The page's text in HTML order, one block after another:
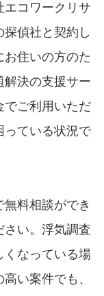
エコワークリサ
偵社と契約し
住いの方のた
解決の支援サー
でご利用いただ
っている状況で
料相談ができ
さい。浮気調査
くなっている場
い案件でも、